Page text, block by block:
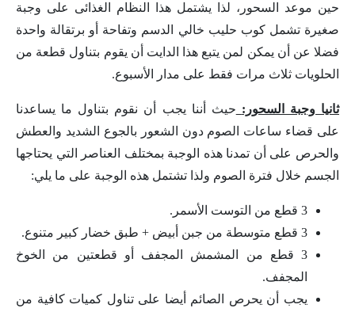
حين موعد السحور، لذا يشتمل هذا النظام الغذائى على وجبة
صغيرة تشمل كوب حليب خالي الدسم وتفاحة أو برتقالة واحدة
فضلا عن أن يمكن لمن يتبع هذا الدايت أن يقوم بتناول قطعة من
الحلويات ثلاث مرات فقط على مدار الأسبوع.
ثانيا وجبة السحور: حيث أننا يجب أن نقوم بتناول ما يساعدنا
على قضاء ساعات الصوم دون الشعور بالجوع الشديد والعطش
والحرص على أن تمدنا هذه الوجبة بمختلف العناصر التي يحتاجها
الجسم خلال فترة الصوم ولذا تشتمل هذه الوجبة على ما يلي:
3 قطع من التوست الأسمر.
3 قطع متوسطة من جبن أبيض + طبق خضار كبير متنوع.
3 قطع من المشمش المجفف أو قطعتين من الخوخ
المجفف.
يجب أن يحرص الصائم أيضا على تناول كميات كافية من